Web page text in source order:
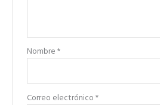
Nombre*
Correo electrónico*